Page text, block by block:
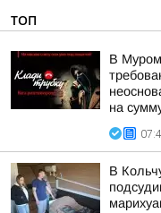
ТОП
В
на
В